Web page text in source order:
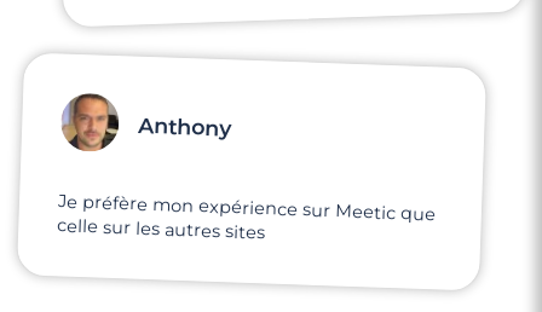
Anthony
Je préfère mon expérience sur Meetic que
celle sur les autres sites